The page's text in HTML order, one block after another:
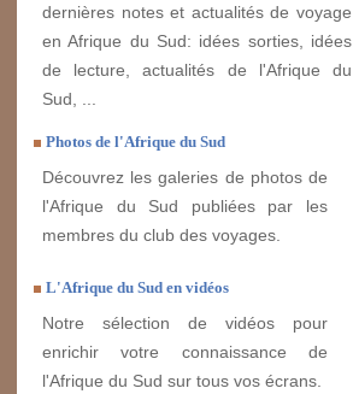
dernières notes et actualités de voyage
en Afrique du Sud: idées sorties, idées
de lecture, actualités de l'Afrique du
Sud, ...
Photos de l'Afrique du Sud
Découvrez les galeries de photos de
l'Afrique du Sud publiées par les
membres du club des voyages.
L'Afrique du Sud en vidéos
Notre sélection de vidéos pour
enrichir votre connaissance de
l'Afrique du Sud sur tous vos écrans.